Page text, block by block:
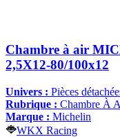
Chambre à air
2,5X12-80/100x12
Univers : Pièces
Rubrique : Chambre À
Marque : Michelin
WKX Racing